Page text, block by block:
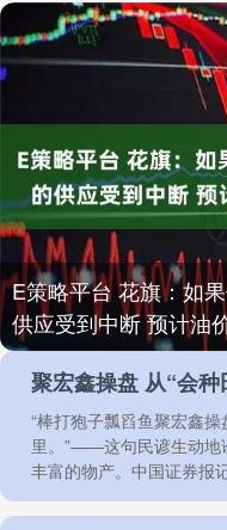
E策略平台 花旗：如
供应受到中断 预计油
聚宏鑫操盘 从“会
“棒打狍子瓢舀鱼聚宏鑫
里。”——这句民谚生动地
丰富的物产。中国证券报